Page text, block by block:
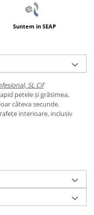
Suntem in SEAP
5L Cif
petele și grăsimea,
câteva secunde.
interioare, inclusiv